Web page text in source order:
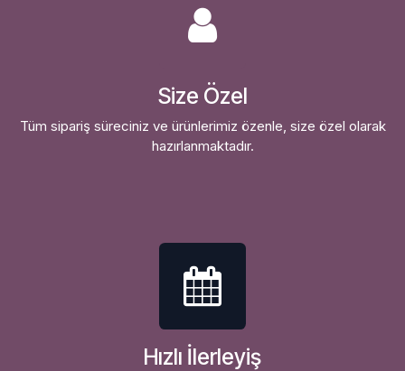
Size Özel
Tüm sipariş süreciniz ve ürünlerimiz özenle, size özel olarak
hazırlanmaktadır.
Hızlı İlerleyiş